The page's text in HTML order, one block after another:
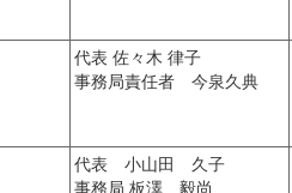
代表 佐々木 律子
事務局責任者 今泉久典
代表 小山田 久子
事務局 板澤 毅尚